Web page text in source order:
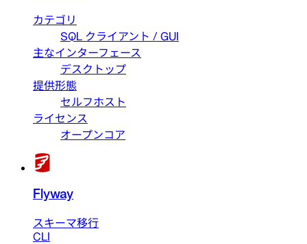
カテゴリ
SQL クライアント / GUI
主なインターフェース
デスクトップ
提供形態
セルフホスト
ライセンス
オープンコア
Flyway
スキーマ移行
CLI